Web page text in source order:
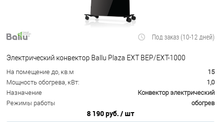
Под заказ (10-12 дней)
Электрический конвектор Ballu Plaza EXT BEP/EXT-1000
На помещение до, кв.м
15
Мощность обогрева, кВт:
1,0
Назначение
Конвектор электрический
Режимы работы
обогрев
8 190 руб. / шт